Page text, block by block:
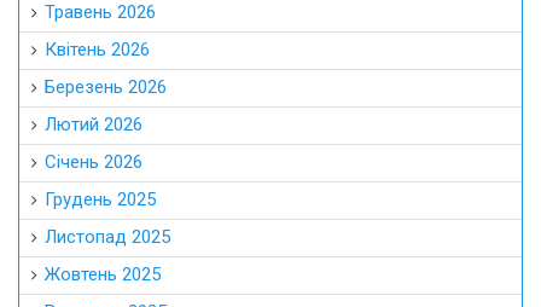
Травень 2026
Квітень 2026
Березень 2026
Лютий 2026
Січень 2026
Грудень 2025
Листопад 2025
Жовтень 2025